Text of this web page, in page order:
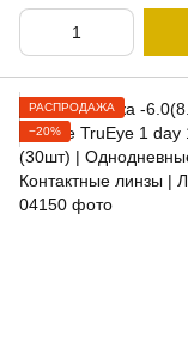
РАСПРОДАЖА
−20%